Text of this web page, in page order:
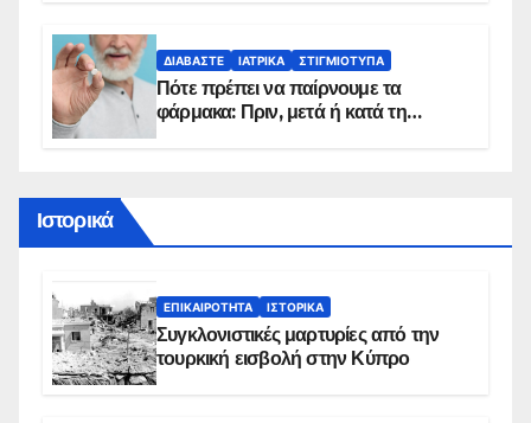
ΔΙΑΒΆΣΤΕ ΙΑΤΡΙΚΆ ΣΤΙΓΜΙΌΤΥΠΑ
Πότε πρέπει να παίρνουμε τα
φάρμακα: Πριν, μετά ή κατά τη
Ιστορικά
ΕΠΙΚΑΙΡΌΤΗΤΑ ΙΣΤΟΡΙΚΆ
Συγκλονιστικές μαρτυρίες από την
τουρκική εισβολή στην Κύπρο